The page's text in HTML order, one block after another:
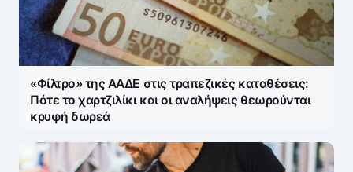
«Φίλτρο» της ΑΑΔΕ στις τραπεζικές καταθέσεις:
Πότε το χαρτζιλίκι και οι αναλήψεις θεωρούνται
κρυφή δωρεά